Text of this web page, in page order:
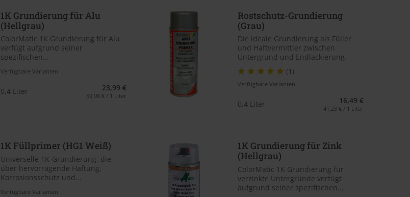
1K Grundierung für Alu
(Hellgrau)
ColorMatic 1K Grundierung für Alu
verfügt aufgrund seiner
spezifischen...
Verfügbare Varianten
0,4 Liter 23,99 €
59,98 € / 1 Liter
Rostschutz-Grundierung
(Grau)
Die ideale Grundierung als Füller
und Haftvermittler zwischen
Untergrund und Endlackierung.
(1)
Verfügbare Varianten
0,4 Liter 16,49 €
41,23 € / 1 Liter
1K Füllprimer (HG1 Weiß)
Universelle 1K-Grundierung, die
über hervorragende Haftung,
Korrosionsschutz und...
Verfügbare Varianten
1K Grundierung für Zink
(Hellgrau)
ColorMatic 1K Grundierung für
verzinkte Untergründe verfügt
aufgrund seiner spezifischen...